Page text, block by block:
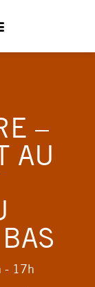
–
AU
- 17h